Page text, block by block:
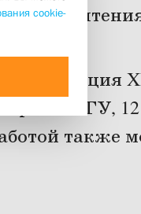
в РГГУ,
также
cookie-